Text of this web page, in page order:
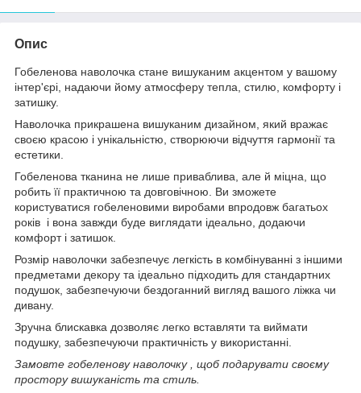
Опис
Гобеленова наволочка стане вишуканим акцентом у вашому
інтер'єрі, надаючи йому атмосферу тепла, стилю, комфорту і
затишку.
Наволочка прикрашена вишуканим дизайном, який вражає
своєю красою і унікальністю, створюючи відчуття гармонії та
естетики.
Гобеленова тканина не лише приваблива, але й міцна, що
робить її практичною та довговічною. Ви зможете
користуватися гобеленовими виробами впродовж багатьох
років і вона завжди буде виглядати ідеально, додаючи
комфорт і затишок.
Розмір наволочки забезпечує легкість в комбінуванні з іншими
предметами декору та ідеально підходить для стандартних
подушок, забезпечуючи бездоганний вигляд вашого ліжка чи
дивану.
Зручна блискавка дозволяє легко вставляти та виймати
подушку, забезпечуючи практичність у використанні.
Замовте гобеленову наволочку , щоб подарувати своєму
простору вишуканість та стиль.